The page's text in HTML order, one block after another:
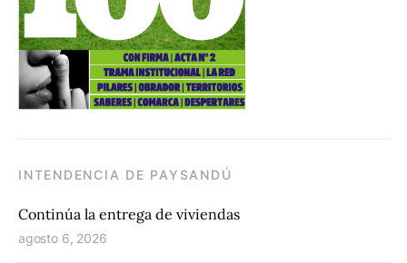
INTENDENCIA DE PAYSANDÚ
Continúa la entrega de viviendas
agosto 6, 2026